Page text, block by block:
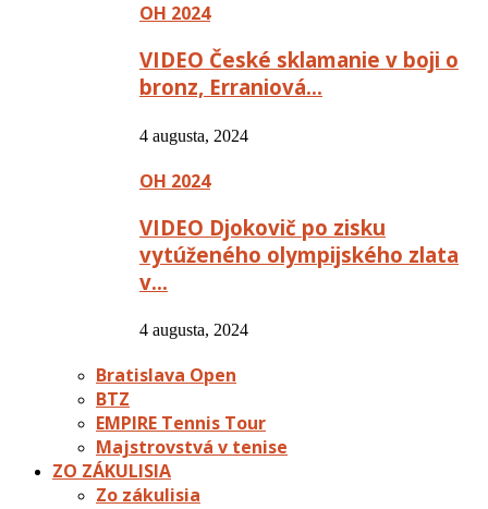
OH 2024
VIDEO České sklamanie v boji o
bronz, Erraniová…
4 augusta, 2024
OH 2024
VIDEO Djokovič po zisku
vytúženého olympijského zlata
v…
4 augusta, 2024
Bratislava Open
BTZ
EMPIRE Tennis Tour
Majstrovstvá v tenise
ZO ZÁKULISIA
Zo zákulisia